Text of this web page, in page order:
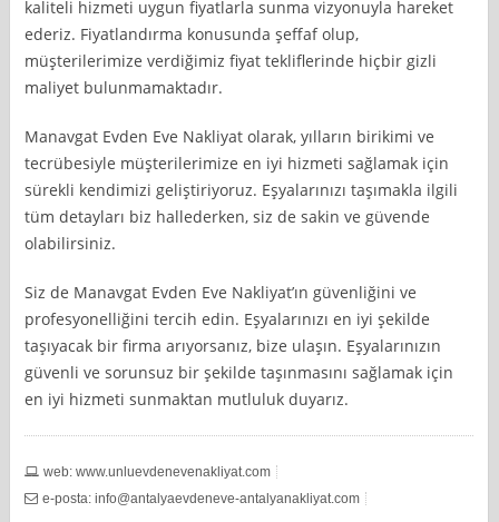
kaliteli hizmeti uygun fiyatlarla sunma vizyonuyla hareket
ederiz. Fiyatlandırma konusunda şeffaf olup,
müşterilerimize verdiğimiz fiyat tekliflerinde hiçbir gizli
maliyet bulunmamaktadır.
Manavgat Evden Eve Nakliyat olarak, yılların birikimi ve
tecrübesiyle müşterilerimize en iyi hizmeti sağlamak için
sürekli kendimizi geliştiriyoruz. Eşyalarınızı taşımakla ilgili
tüm detayları biz hallederken, siz de sakin ve güvende
olabilirsiniz.
Siz de Manavgat Evden Eve Nakliyat’ın güvenliğini ve
profesyonelliğini tercih edin. Eşyalarınızı en iyi şekilde
taşıyacak bir firma arıyorsanız, bize ulaşın. Eşyalarınızın
güvenli ve sorunsuz bir şekilde taşınmasını sağlamak için
en iyi hizmeti sunmaktan mutluluk duyarız.
web: www.unluevdenevenakliyat.com
e-posta:info@antalyaevdeneve-antalyanakliyat.com